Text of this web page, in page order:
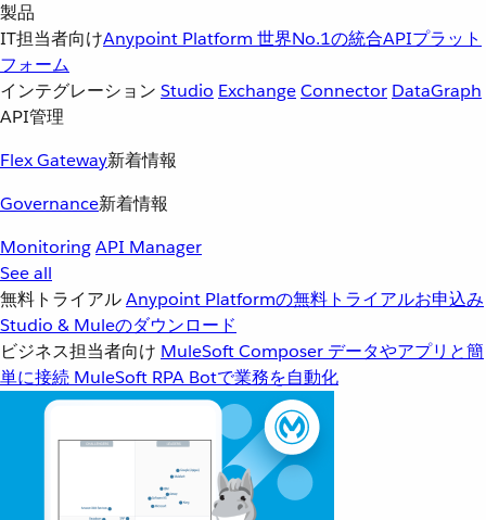
製品
IT担当者向けAnypoint Platform 世界No.1の統合APIプラット
フォーム
インテグレーション Studio ExchangeConnector DataGraph
API管理
Flex Gateway新着情報
Governance新着情報
MonitoringAPI Manager
See all
無料トライアルAnypoint Platformの無料トライアルお申込み
Studio & Muleのダウンロード
ビジネス担当者向け MuleSoft Composer データやアプリと簡
単に接続 MuleSoft RPA Botで業務を自動化